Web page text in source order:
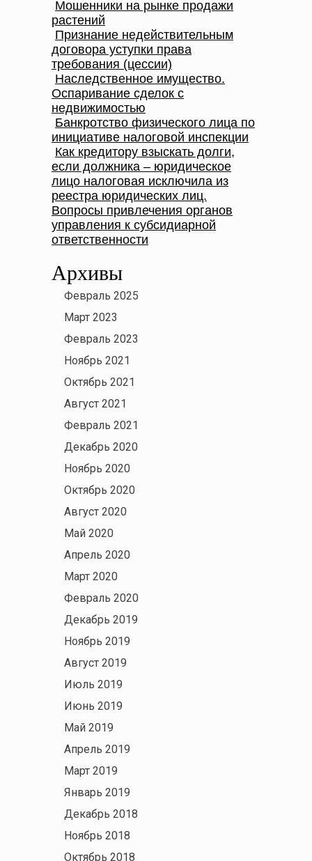
Мошенники на рынке продажи
растений
Признание недействительным
договора уступки права
требования (цессии)
Наследственное имущество.
Оспаривание сделок с
недвижимостью
Банкротство физического лица по
инициативе налоговой инспекции
Как кредитору взыскать долги,
если должника – юридическое
лицо налоговая исключила из
реестра юридических лиц.
Вопросы привлечения органов
управления к субсидиарной
ответственности
Архивы
Февраль 2025
Март 2023
Февраль 2023
Ноябрь 2021
Октябрь 2021
Август 2021
Февраль 2021
Декабрь 2020
Ноябрь 2020
Октябрь 2020
Август 2020
Май 2020
Апрель 2020
Март 2020
Февраль 2020
Декабрь 2019
Ноябрь 2019
Август 2019
Июль 2019
Июнь 2019
Май 2019
Апрель 2019
Март 2019
Январь 2019
Декабрь 2018
Ноябрь 2018
Октябрь 2018